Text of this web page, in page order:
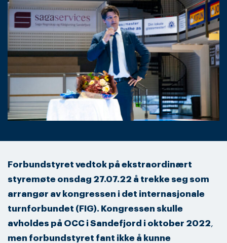
Forbundstyret vedtok på ekstraordinært
styremøte onsdag 27.07.22 å trekke seg som
arrangør av kongressen i det internasjonale
turnforbundet (FIG). Kongressen skulle
avholdes på OCC i Sandefjord i oktober 2022,
men forbundstyret fant ikke å kunne